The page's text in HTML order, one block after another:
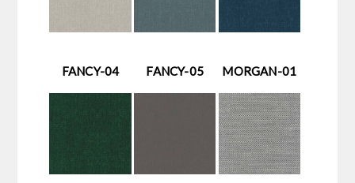
FANCY-04 FANCY-05 MORGAN-01